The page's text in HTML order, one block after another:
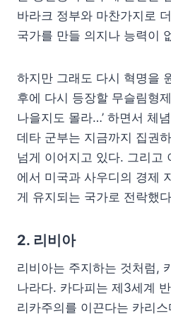
바라크 정부와 마찬가지로
국가를 만들 의지나 능력이
하지만 그래도 다시 혁명을
후에 다시 등장할 무슬림형
나을지도 몰라…’ 하면서 체
데타 군부는 지금까지 집권
넘게 이어지고 있다. 그리고
에서 미국과 사우디의 경제
게 유지되는 국가로 전락했
2. 리비아
리비아는 주지하는 것처럼,
나라다. 카다피는 제3세계
리카주의를 이끈다는 카리